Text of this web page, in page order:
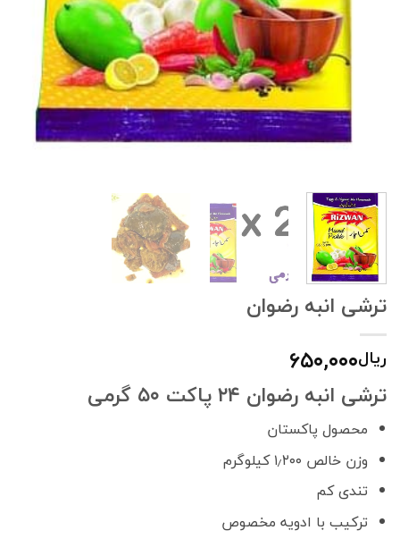
ترشی انبه رضوان
ریال۶۵۰,۰۰۰
ترشی انبه رضوان ۲۴ پاکت ۵۰ گرمی
محصول پاکستان
وزن خالص ۱٫۲۰۰ کیلوگرم
تندی کم
ترکیب با ادویه مخصوص